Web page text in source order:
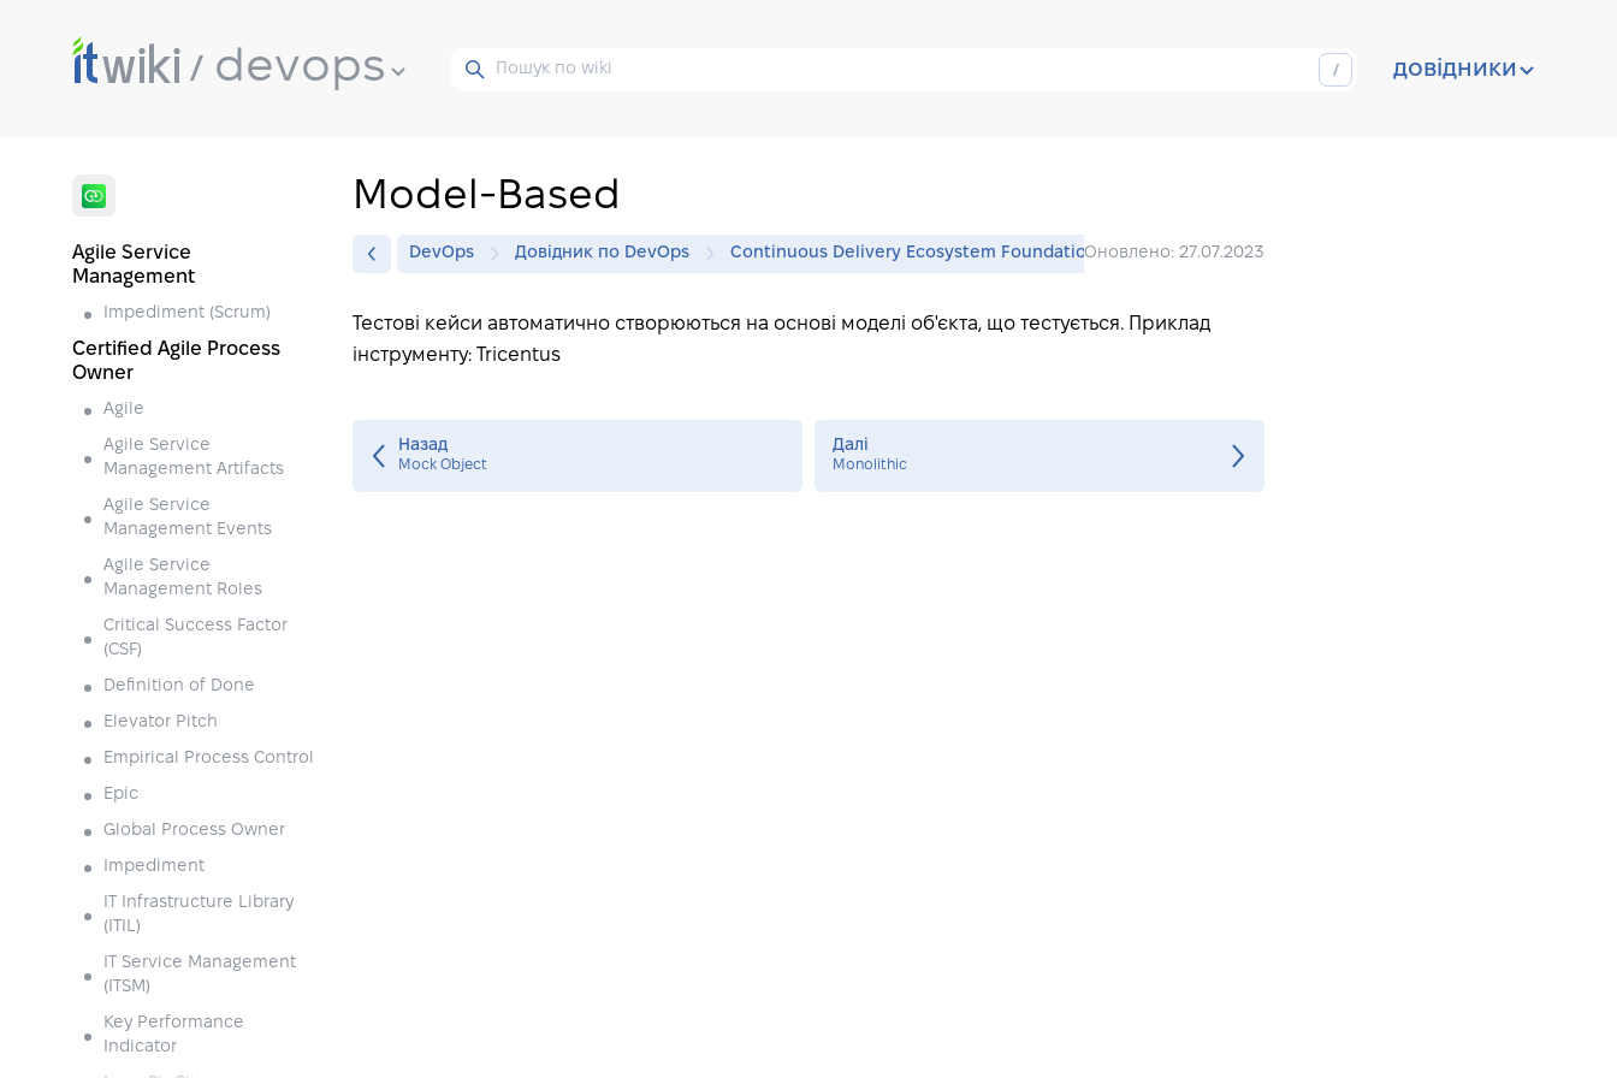
devops довідники
Agile Service
Management
Impediment (Scrum)
Certified Agile Process
Owner
Agile
Agile Service
Management Artifacts
Agile Service
Management Events
Agile Service
Management Roles
Critical Success Factor
(CSF)
Definition of Done
Elevator Pitch
Empirical Process Control
Epic
Global Process Owner
Impediment
IT Infrastructure Library
(ITIL)
IT Service Management
(ITSM)
Key Performance
Indicator
Model‐Based
DevOps Довідник по DevOps Continuous Delivery Ecosystem FoundationОновлено: 27.07.2023
Тестові кейси автоматично створюються на основі моделі об'єкта, що тестується. Приклад
інструменту: Tricentus
Назад
Mock Object
Далі
Monolithic